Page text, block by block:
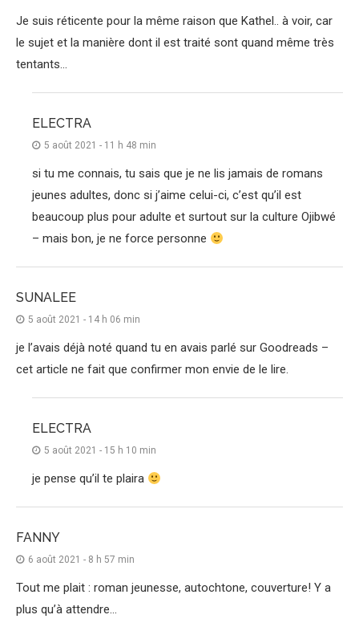
Je suis réticente pour la même raison que Kathel.. à voir, car
le sujet et la manière dont il est traité sont quand même très
tentants…
ELECTRA
5 août 2021 - 11 h 48 min
si tu me connais, tu sais que je ne lis jamais de romans
jeunes adultes, donc si j’aime celui-ci, c’est qu’il est
beaucoup plus pour adulte et surtout sur la culture Ojibwé
– mais bon, je ne force personne
SUNALEE
5 août 2021 - 14 h 06 min
je l’avais déjà noté quand tu en avais parlé sur Goodreads –
cet article ne fait que confirmer mon envie de le lire.
ELECTRA
5 août 2021 - 15 h 10 min
je pense qu’il te plaira
FANNY
6 août 2021 - 8 h 57 min
Tout me plait : roman jeunesse, autochtone, couverture! Y a
plus qu’à attendre…